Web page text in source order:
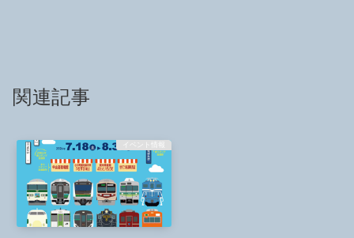
関連記事
イベント情報